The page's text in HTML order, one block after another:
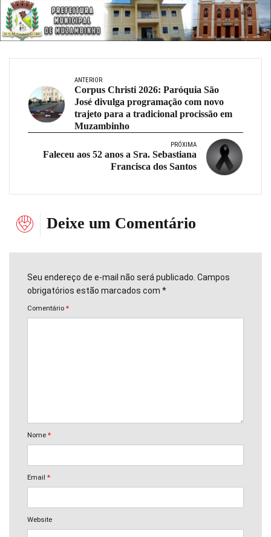
ANTERIOR
Corpus Christi 2026: Paróquia São
José divulga programação com novo
trajeto para a tradicional procissão em
Muzambinho
PRÓXIMA
Faleceu aos 52 anos a Sra. Sebastiana
Francisca dos Santos
Deixe um Comentário
Seu endereço de e-mail não será publicado. Campos
obrigatórios estão marcados com *
Comentário *
Nome *
Email *
Website